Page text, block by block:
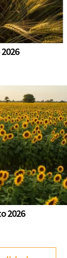
2026